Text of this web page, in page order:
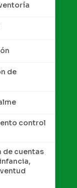
de
control
de cuentas